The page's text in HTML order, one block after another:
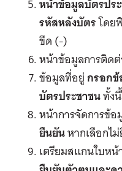
หน้าข้อมูลบัตรปร
รหัสหลังบัตรโดย
ขีด (-)
หน้าข้อมูลการติด
ข้อมูลที่อยู่กรอก
บัตรประชาชนทั้ง
หน้าการจัดการข้
ยืนยันหากเลือกไ
เตรียมสแกนใบหน้